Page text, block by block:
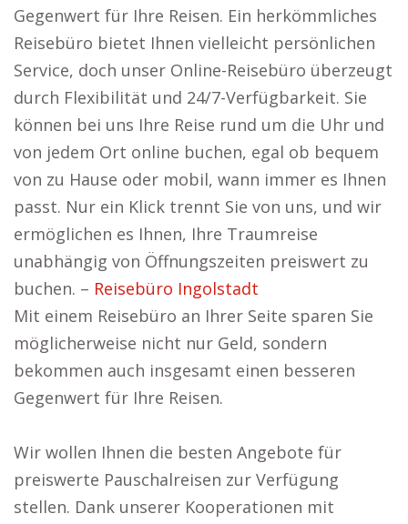
Gegenwert für Ihre Reisen. Ein herkömmliches
Reisebüro bietet Ihnen vielleicht persönlichen
Service, doch unser Online-Reisebüro überzeugt
durch Flexibilität und 24/7-Verfügbarkeit. Sie
können bei uns Ihre Reise rund um die Uhr und
von jedem Ort online buchen, egal ob bequem
von zu Hause oder mobil, wann immer es Ihnen
passt. Nur ein Klick trennt Sie von uns, und wir
ermöglichen es Ihnen, Ihre Traumreise
unabhängig von Öffnungszeiten preiswert zu
buchen. – Reisebüro Ingolstadt
Mit einem Reisebüro an Ihrer Seite sparen Sie
möglicherweise nicht nur Geld, sondern
bekommen auch insgesamt einen besseren
Gegenwert für Ihre Reisen.
Wir wollen Ihnen die besten Angebote für
preiswerte Pauschalreisen zur Verfügung
stellen. Dank unserer Kooperationen mit